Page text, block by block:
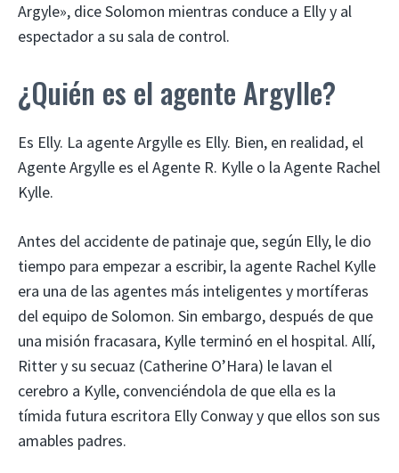
Argyle», dice Solomon mientras conduce a Elly y al
espectador a su sala de control.
¿Quién es el agente Argylle?
Es Elly. La agente Argylle es Elly. Bien, en realidad, el
Agente Argylle es el Agente R. Kylle o la Agente Rachel
Kylle.
Antes del accidente de patinaje que, según Elly, le dio
tiempo para empezar a escribir, la agente Rachel Kylle
era una de las agentes más inteligentes y mortíferas
del equipo de Solomon. Sin embargo, después de que
una misión fracasara, Kylle terminó en el hospital. Allí,
Ritter y su secuaz (Catherine O’Hara) le lavan el
cerebro a Kylle, convenciéndola de que ella es la
tímida futura escritora Elly Conway y que ellos son sus
amables padres.